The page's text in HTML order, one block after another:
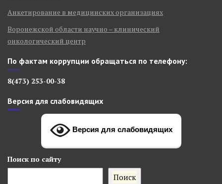
Анкетирование в медицинских организациях
Воронежской области научно – клинический
онкологический центр
По фактам коррупции обращаться по телефону:
8(473) 253-00-38
Версия для слабовидящих
Версия для слабовидящих
Поиск по сайту
Поиск